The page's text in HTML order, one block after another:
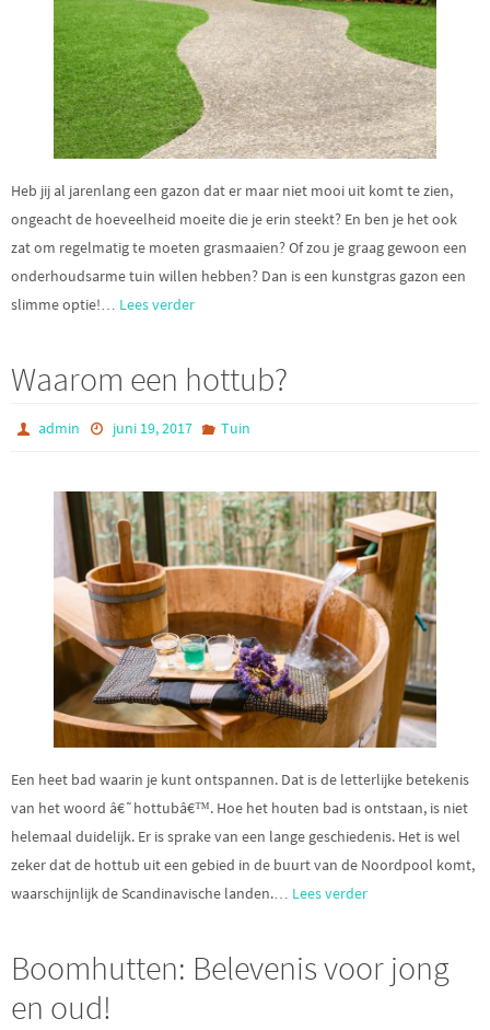
Heb jij al jarenlang een gazon dat er maar niet mooi uit komt te zien,
ongeacht de hoeveelheid moeite die je erin steekt? En ben je het ook
zat om regelmatig te moeten grasmaaien? Of zou je graag gewoon een
onderhoudsarme tuin willen hebben? Dan is een kunstgras gazon een
slimme optie!… Lees verder
Waarom een hottub?
admin juni 19, 2017 Tuin
Een heet bad waarin je kunt ontspannen. Dat is de letterlijke betekenis
van het woord â€˜hottubâ€™. Hoe het houten bad is ontstaan, is niet
helemaal duidelijk. Er is sprake van een lange geschiedenis. Het is wel
zeker dat de hottub uit een gebied in de buurt van de Noordpool komt,
waarschijnlijk de Scandinavische landen.… Lees verder
Boomhutten: Belevenis voor jong
en oud!